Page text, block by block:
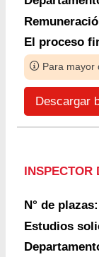
El proceso
Para mayor
Descargar
N° de plazas:
Estudios